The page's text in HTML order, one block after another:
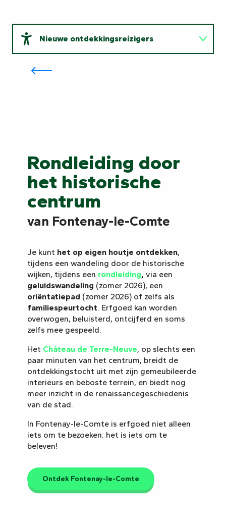
Nieuwe ontdekkingsreizigers
Beschermers van de natuur
Nieuwe
Ontdek onze beschermde
Beschermers
Verhalenvertellers
Rondleiding door
het historische
centrum
van Fontenay-le-Comte
Je kunt het op eigen houtje ontdekken,
tijdens een wandeling door de historische
wijken, tijdens een rondleiding, via een
geluidswandeling (zomer 2026), een
oriëntatiepad (zomer 2026) of zelfs als
familiespeurtocht. Erfgoed kan worden
overwogen, beluisterd, ontcijferd en soms
zelfs mee gespeeld.
Het Château de Terre-Neuve, op slechts een
paar minuten van het centrum, breidt de
ontdekkingstocht uit met zijn gemeubileerde
interieurs en beboste terrein, en biedt nog
meer inzicht in de renaissancegeschiedenis
van de stad.
In Fontenay-le-Comte is erfgoed niet alleen
iets om te bezoeken: het is iets om te
beleven!
Ontdek Fontenay-le-Comte